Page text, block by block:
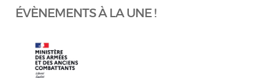
ÉVÈNEMENTS À LA UNE !